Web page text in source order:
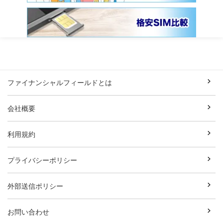
ファイナンシャルフィールドとは
会社概要
利用規約
プライバシーポリシー
外部送信ポリシー
お問い合わせ